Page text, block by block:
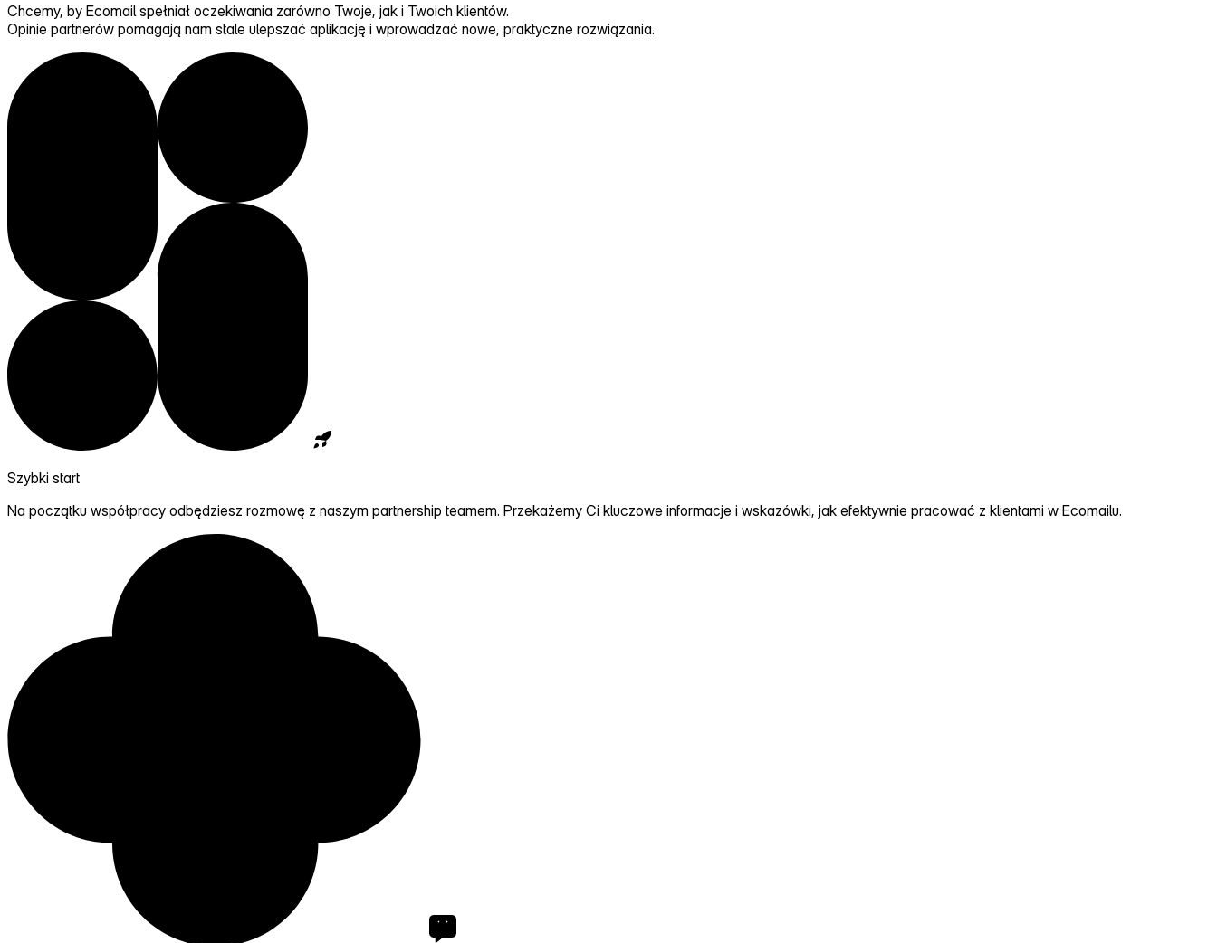
Chcemy, by Ecomail spełniał oczekiwania zarówno Twoje, jak i Twoich klientów.
Opinie partnerów pomagają nam stale ulepszać aplikację i wprowadzać nowe, praktyczne rozwiązania.
Szybki start
Na początku współpracy odbędziesz rozmowę z naszym partnership teamem. Przekażemy Ci kluczowe informacje i wskazówki, jak efektywnie pracować z klientami w Ecomailu.